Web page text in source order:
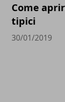
Come
tipici
30/01/2019